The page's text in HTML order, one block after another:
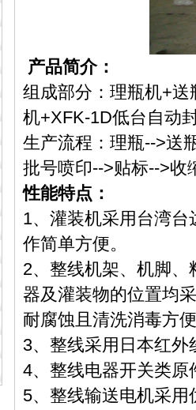
产品简介：
组成部分：理瓶机+
机+XFK-1D低台自动
生产流程：理瓶-->送
批号喷印-->贴标-->收
性能特点：
1、灌装机采用台湾
作简单方便。
2、整线机架、机脚
器及灌装物的位置均
耐腐蚀且清洗消毒方
3、整线采用日本红
4、整线电器开关类原
5、整线输送电机采